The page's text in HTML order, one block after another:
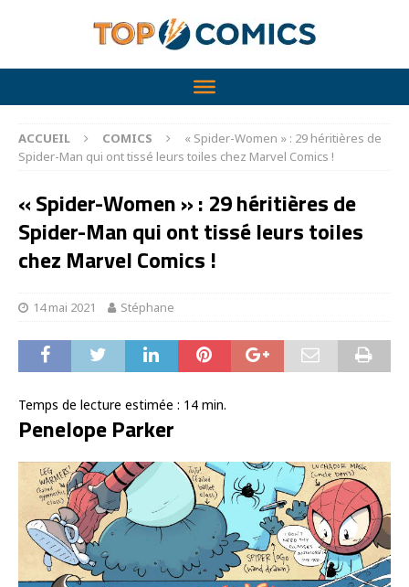
ACCUEIL COMICS
« Spider-Women » : 29 héritières de
Spider-Man qui ont tissé leurs toiles chez Marvel Comics !
« Spider-Women » : 29 héritières de
Spider-Man qui ont tissé leurs toiles
chez Marvel Comics !
14 mai 2021 Stéphane
Temps de lecture estimée : 14 min.
Penelope Parker